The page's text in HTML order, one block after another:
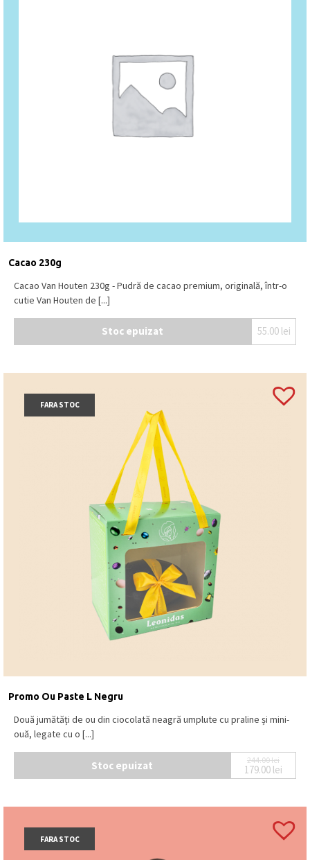
Cacao 230g
Cacao Van Houten 230g - Pudră de cacao premium, originală, într-o
cutie Van Houten de [...]
Stoc epuizat 55.00 lei
FARA STOC
Promo Ou Paste L Negru
Două jumătăți de ou din ciocolată neagră umplute cu praline și mini-
ouă, legate cu o [...]
Stoc epuizat 244.00lei
Prețul
179.00 lei
Prețul
FARA STOC